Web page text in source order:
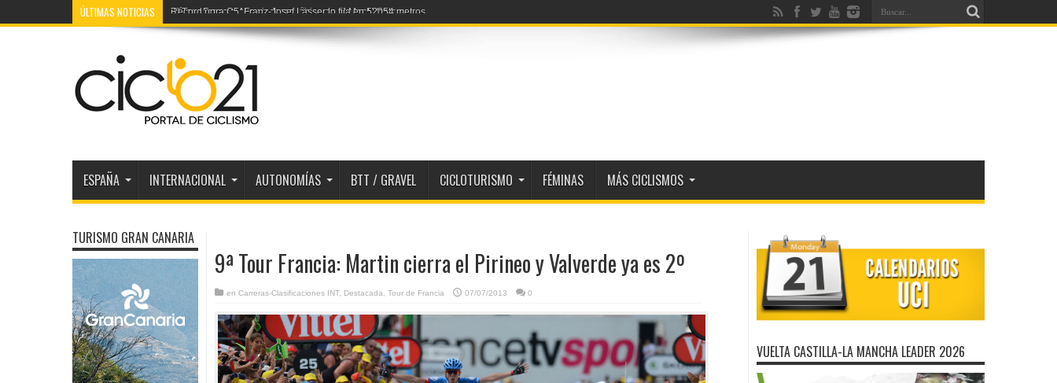
ÚLTIMAS NOTICIAS Récord hora C5: Franz-Josef Lässer lo fija en 52054 metros
ESPAÑA INTERNACIONAL AUTONOMÍAS BTT / GRAVEL CICLOTURISMO FÉMINAS MÁS CICLISMOS
9ª Tour Francia: Martin cierra el Pirineo y Valverde ya es 2º
en Carreras-Clasificaciones INT, Destacada Tour de Francia 07/07/2013 0
TURISMO GRAN CANARIA
VUELTA CASTILLA-LA MANCHA LEADER 2026